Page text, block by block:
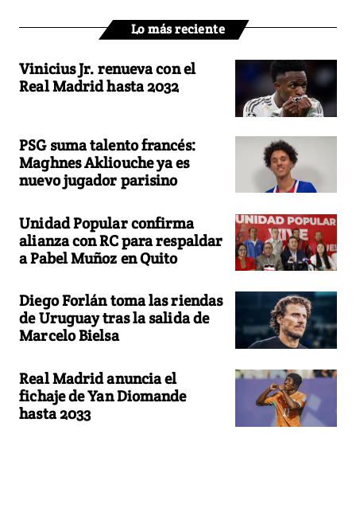
Lo más reciente
Vinicius Jr. renueva con el
Real Madrid hasta 2032
PSG suma talento francés:
Maghnes Akliouche ya es
nuevo jugador parisino
Unidad Popular confirma
alianza con RC para respaldar
a Pabel Muñoz en Quito
Diego Forlán toma las riendas
de Uruguay tras la salida de
Marcelo Bielsa
Real Madrid anuncia el
fichaje de Yan Diomande
hasta 2033